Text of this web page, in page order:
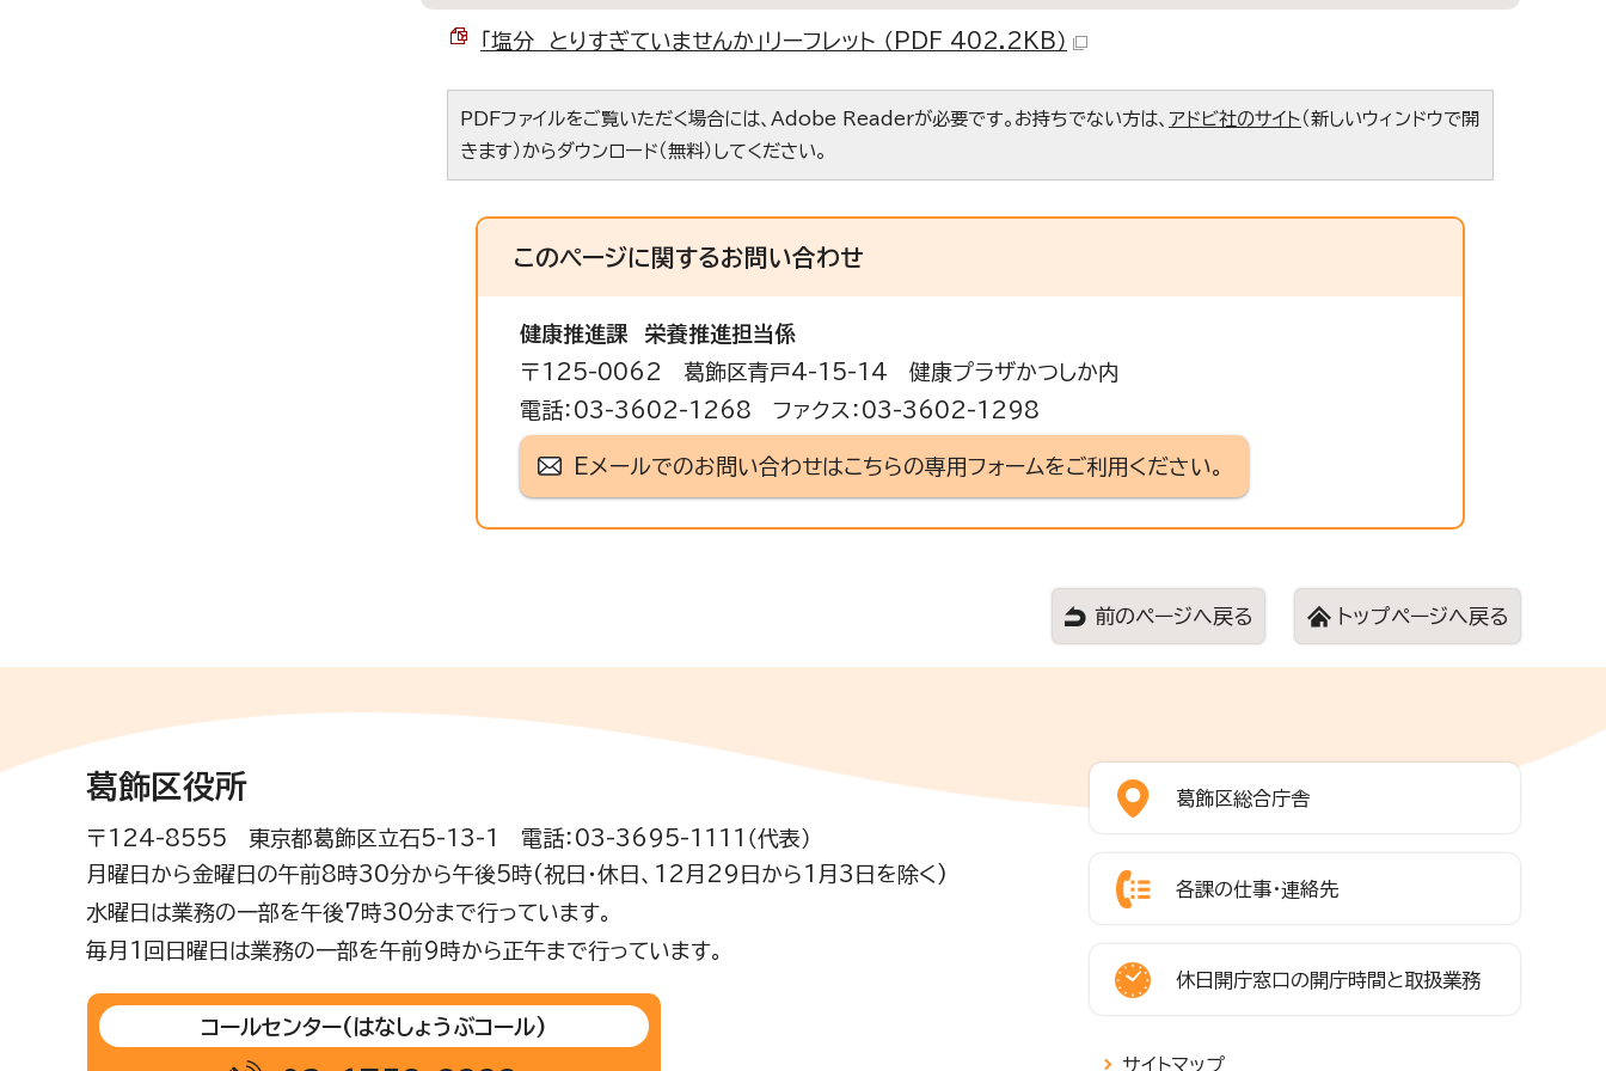
「塩分 とりすぎていませんか」リーフレット （PDF 402.2KB）
PDFファイルをご覧いただく場合には、Adobe Readerが必要です。お持ちでない方は、 アドビ社のサイト（新しいウィンドウで開
きます）からダウンロード（無料）してください。
このページに関するお問い合わせ
健康推進課
栄養推進担当係
〒125-0062 葛飾区青戸4-15-14 健康プラザかつしか内
電話：03-3602-1268 ファクス：03-3602-1298
Eメールでのお問い合わせはこちらの専用フォームをご利用ください。
前のページへ戻る トップページへ戻る
葛飾区役所
〒124-8555 東京都葛飾区立石5-13-1 電話：03-3695-1111（代表）
月曜日から金曜日の午前8時30分から午後5時(祝日・休日、12月29日から1月3日を除く)
水曜日は業務の一部を午後7時30分まで行っています。
毎月1回日曜日は業務の一部を午前9時から正午まで行っています。
コールセンター(はなしょうぶコール)
葛飾区総合庁舎
各課の仕事・連絡先
休日開庁窓口の開庁時間と取扱業務
サイトマップ